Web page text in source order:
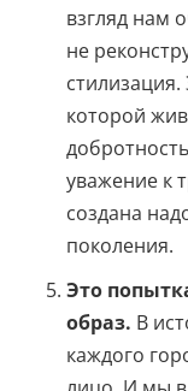
взгляд нам
не
которой
уважение к
создана
поколения.
Это
образ. В
каждого